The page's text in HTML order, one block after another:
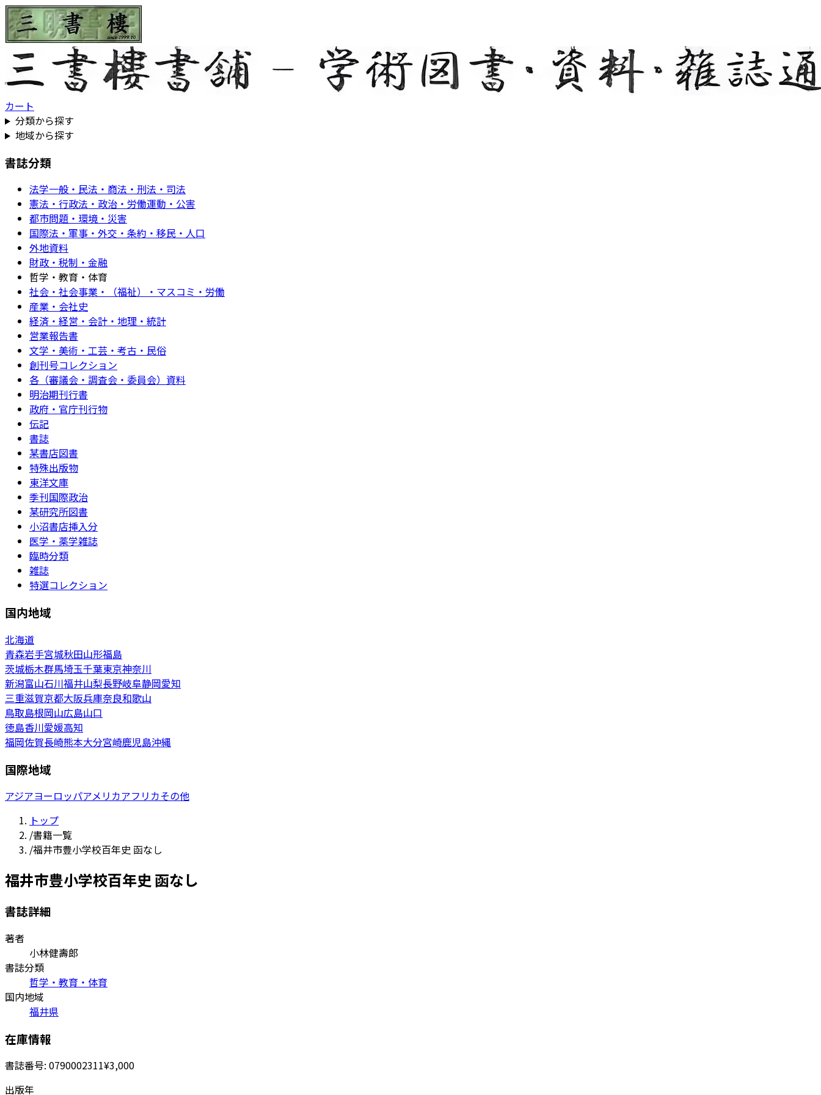
カート
分類から探す
地域から探す
書誌分類
法学一般・民法・商法・刑法・司法
憲法・行政法・政治・労働運動・公害
都市問題・環境・災害
国際法・軍事・外交・条約・移民・人口
外地資料
財政・税制・金融
哲学・教育・体育
社会・社会事業・（福祉）・マスコミ・労働
産業・会社史
経済・経営・会計・地理・統計
営業報告書
文学・美術・工芸・考古・民俗
創刊号コレクション
各（審議会・調査会・委員会）資料
明治期刊行書
政府・官庁刊行物
伝記
書誌
某書店図書
特殊出版物
東洋文庫
季刊国際政治
某研究所図書
小沼書店挿入分
医学・薬学雑誌
臨時分類
雑誌
特選コレクション
国内地域
北海道
青森岩手宮城秋田山形福島
茨城栃木群馬埼玉千葉東京神奈川
新潟富山石川福井山梨長野岐阜静岡愛知
三重滋賀京都大阪兵庫奈良和歌山
鳥取島根岡山広島山口
徳島香川愛媛高知
福岡佐賀長崎熊本大分宮崎鹿児島沖縄
国際地域
アジアヨーロッパアメリカアフリカその他
トップ
/書籍一覧
/福井市豊小学校百年史 函なし
福井市豊小学校百年史 函なし
書誌詳細
著者
小林健壽郎
書誌分類
哲学・教育・体育
国内地域
福井県
在庫情報
書誌番号: 0790002311¥3,000
出版年